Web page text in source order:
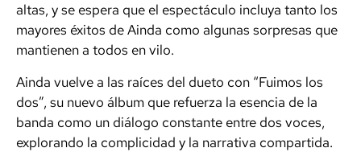
altas, y se espera que el espectáculo incluya tanto los
mayores éxitos de Ainda como algunas sorpresas que
mantienen a todos en vilo.
Ainda vuelve a las raíces del dueto con “Fuimos los
dos”, su nuevo álbum que refuerza la esencia de la
banda como un diálogo constante entre dos voces,
explorando la complicidad y la narrativa compartida.